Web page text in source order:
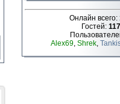
Онлайн всего:
Гостей: 117
Alex69, Shrek,